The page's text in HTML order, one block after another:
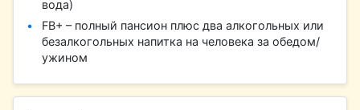
вода)
FB+ – полный пансион плюс два алкогольных или
безалкогольных напитка на человека за обедом/
ужином